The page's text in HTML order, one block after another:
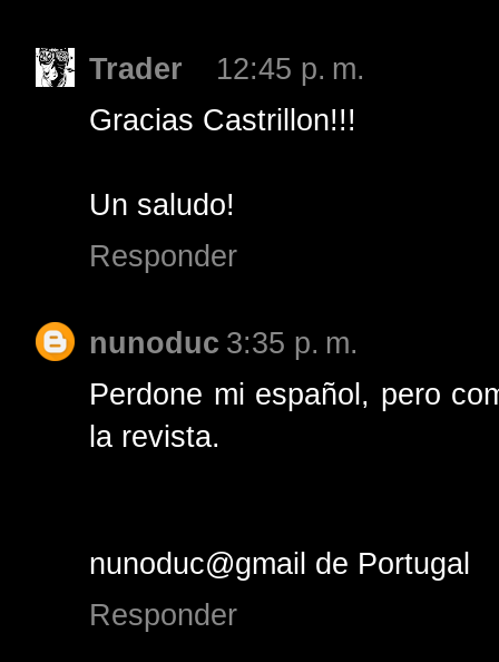
Trader
12:45 p. m.
Gracias Castrillon!!!
Un saludo!
Responder
nunoduc 3:35 p. m.
Perdone mi español, pero
la revista.
nunoduc@gmail de Portugal
Responder